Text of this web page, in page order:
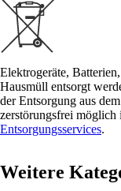
Elektrogeräte,
Hausmüll entsorgt
der Entsorgung aus
zerstörungsfrei
Entsorgungsservices.
Weitere